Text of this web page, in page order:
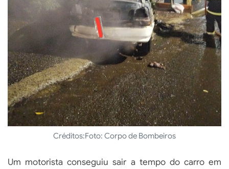
Créditos:Foto: Corpo de Bombeiros
Um motorista conseguiu sair a tempo do carro em